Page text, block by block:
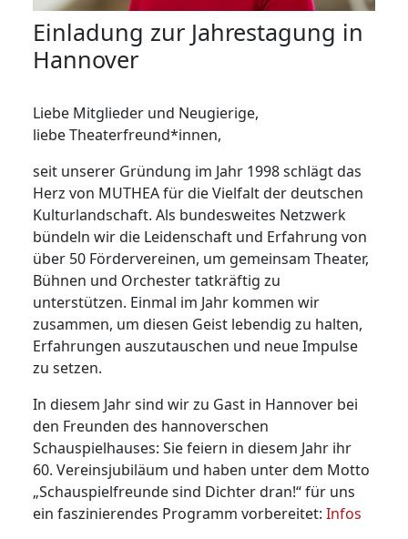
Einladung zur Jahrestagung in
Hannover
Liebe Mitglieder und Neugierige,
liebe Theaterfreund*innen,
seit unserer Gründung im Jahr 1998 schlägt das
Herz von MUTHEA für die Vielfalt der deutschen
Kulturlandschaft. Als bundesweites Netzwerk
bündeln wir die Leidenschaft und Erfahrung von
über 50 Fördervereinen, um gemeinsam Theater,
Bühnen und Orchester tatkräftig zu
unterstützen. Einmal im Jahr kommen wir
zusammen, um diesen Geist lebendig zu halten,
Erfahrungen auszutauschen und neue Impulse
zu setzen.
In diesem Jahr sind wir zu Gast in Hannover bei
den Freunden des hannoverschen
Schauspielhauses: Sie feiern in diesem Jahr ihr
60. Vereinsjubiläum und haben unter dem Motto
„Schauspielfreunde sind Dichter dran!“ für uns
ein faszinierendes Programm vorbereitet:Infos